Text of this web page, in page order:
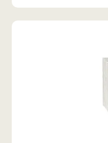
op
de